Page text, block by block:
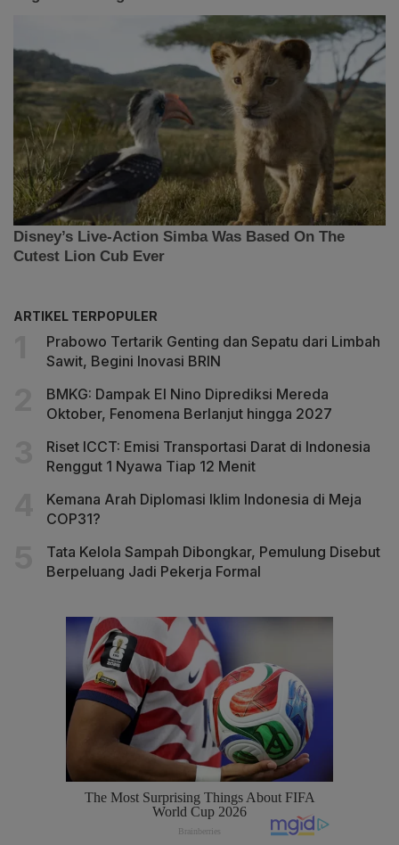
ARTIKEL TERPOPULER
Prabowo Tertarik Genting dan Sepatu dari Limbah
Sawit, Begini Inovasi BRIN
BMKG: Dampak El Nino Diprediksi Mereda
Oktober, Fenomena Berlanjut hingga 2027
Riset ICCT: Emisi Transportasi Darat di Indonesia
Renggut 1 Nyawa Tiap 12 Menit
Kemana Arah Diplomasi Iklim Indonesia di Meja
COP31?
Tata Kelola Sampah Dibongkar, Pemulung Disebut
Berpeluang Jadi Pekerja Formal